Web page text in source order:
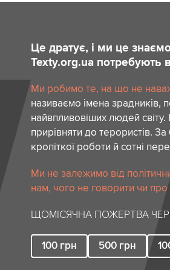
Це дратує, і ми це
Texty.org.ua потребують
Ми робимо те, на що не
називаємо імена зрадників,
найвпливовіших людей
прирівняти до терористів.
кропіткої роботи й сотні
Ми не залежимо від
нам, чого не говорити чи
ЩОМІСЯЧНА ПОЖЕРТВА
100 грн 500 грн